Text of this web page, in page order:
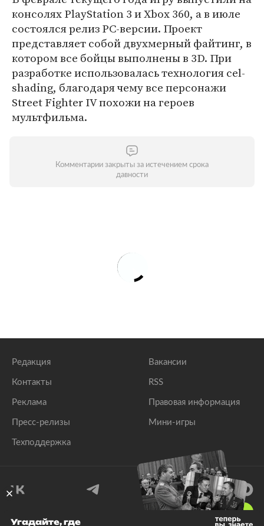
консолях PlayStation 3 и Xbox 360, а в июле
состоялся релиз PC-версии. Проект
представляет собой двухмерный файтинг, в
котором все бойцы выполнены в 3D. При
разработке использовалась технология cel-
shading, благодаря чему все персонажи
Street Fighter IV похожи на героев
мультфильма.
Комментарии закрыты за истечением срока
давности
Редакция
Контакты
Реклама
Пресс-релизы
Техподдержка
Вакансии
RSS
Правовая информация
Мини-игры
Угадайте, где